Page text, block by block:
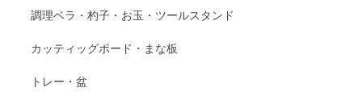
調理ベラ・杓子・お玉・ツールスタンド
カッティッグボード・まな板
トレー・盆